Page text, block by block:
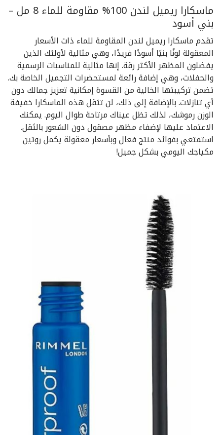
ماسكارا ريميل لندن 100% مقاومة للماء 8 مل –
بني أسود
تقدم ماسكارا ريميل لندن المقاومة للماء ذات الأسعار
المعقولة لونًا بنيًا أسودًا فريدًا، وهي مثالية لأولئك الذين
يفضلون المظهر الأكثر رقة. إنها مثالية للمناسبات الرسمية
والحفلات، وهي إضافة رائعة لمستحضرات التجميل الخاصة بك.
تضمن تركيبتها الخالية من القسوة إمكانية تعزيز جمالك دون
أي تنازلات. بالإضافة إلى ذلك، لن تثقل هذه الماسكارا خفيفة
الوزن رموشك، لذلك تظل عيناك مرتاحة طوال اليوم. يمكنك
الاعتماد عليها لإضفاء مظهر مصقول دون الشعور بالثقل.
استمتعي بفوائد منتج فعال وبأسعار معقولة يكمل روتين
مكياجك اليومي بشكل جميل!